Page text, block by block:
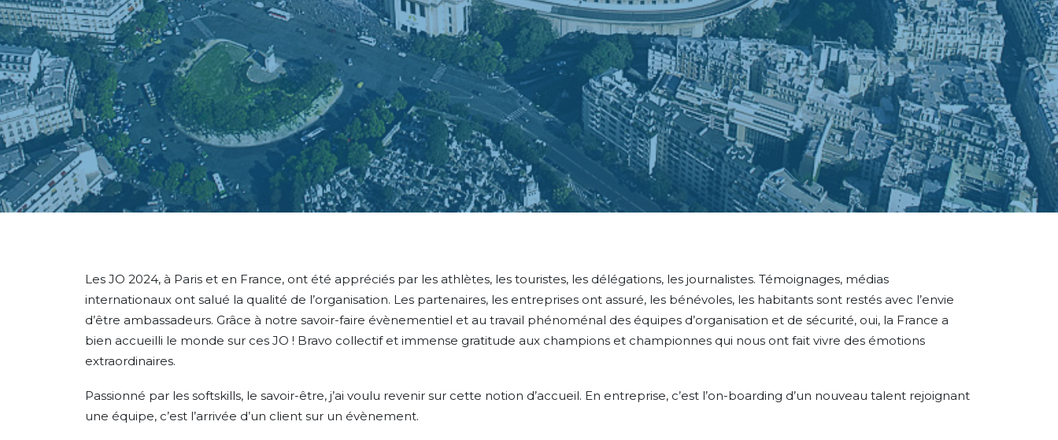
Les JO 2024, à Paris et en France, ont été appréciés par les athlètes, les touristes, les délégations, les journalistes. Témoignages, médias
internationaux ont salué la qualité de l’organisation. Les partenaires, les entreprises ont assuré, les bénévoles, les habitants sont restés avec l’envie
d’être ambassadeurs. Grâce à notre savoir-faire évènementiel et au travail phénoménal des équipes d’organisation et de sécurité, oui, la France a
bien accueilli le monde sur ces JO ! Bravo collectif et immense gratitude aux champions et championnes qui nous ont fait vivre des émotions
extraordinaires.
Passionné par les softskills, le savoir-être, j’ai voulu revenir sur cette notion d’accueil. En entreprise, c’est l’on-boarding d’un nouveau talent rejoignant
une équipe, c’est l’arrivée d’un client sur un évènement.